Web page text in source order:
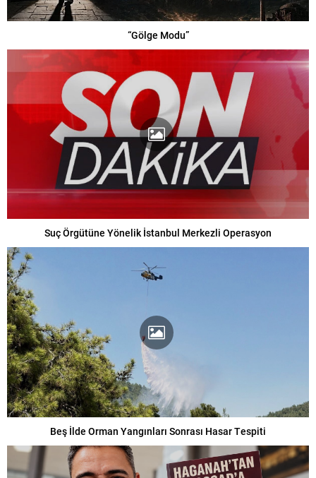
“Gölge Modu”
Suç Örgütüne Yönelik İstanbul Merkezli Operasyon
Beş İlde Orman Yangınları Sonrası Hasar Tespiti